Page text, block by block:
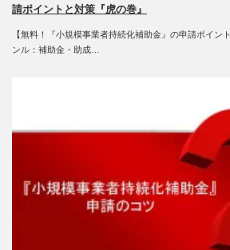
請ポイントと対策『虎の巻』
【無料！『小規模事業者持続化補助金』の申請ポイン
ンル：補助金・助成…